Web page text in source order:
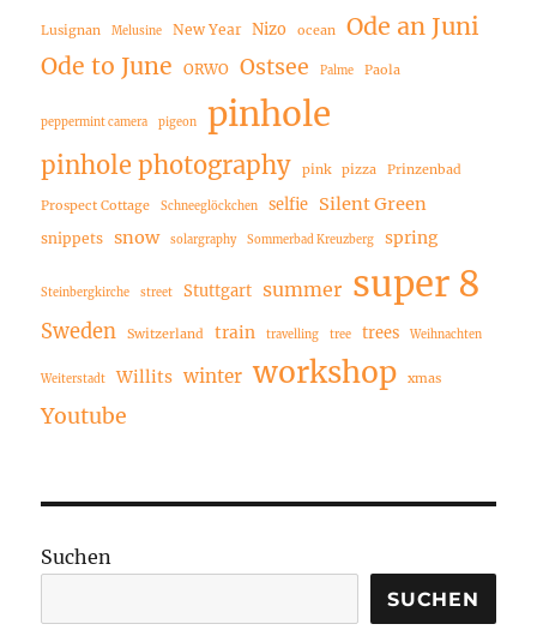
Lusignan Melusine New Year Nizo ocean
Ode an Juni
Ode to June
ORWO Ostsee Palme Paola
peppermint camera pigeon pinhole
pinhole photography pink pizza Prinzenbad
Prospect Cottage Schneeglöckchen selfie Silent Green
snippets snow solargraphy Sommerbad Kreuzberg spring
Steinbergkirche street Stuttgart summer super 8
Sweden Switzerland train travelling tree trees Weihnachten
Weiterstadt Willits winter workshop xmas
Youtube
Suchen
SUCHEN